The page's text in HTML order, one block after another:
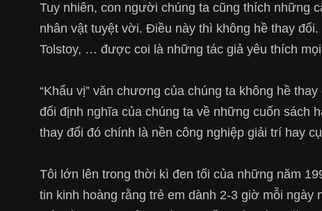
Tuy nhiên, con người chúng ta cũng thích những
nhân vật tuyệt vời. Điều này thì không hề thay
Tolstoy, … được coi là những tác giả yêu thích
“Khẩu vị” văn chương của chúng ta không hề
đổi định nghĩa của chúng ta về những cuốn sách
thay đổi đó chính là nền công nghiệp giải trí hay
Tôi lớn lên trong thời kì đen tối của những năm
tin kinh hoàng rằng trẻ em dành 2-3 giờ mỗi